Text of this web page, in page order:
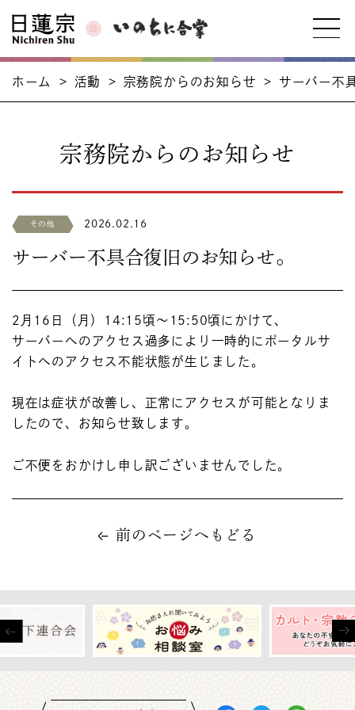
ホーム > 活動 > 宗務院からのお知らせ > サーバー不
宗務院からのお知らせ
その他 2026.02.16
サーバー不具合復旧のお知らせ。
2月16日（月）14:15頃〜15:50頃にかけて、
サーバーへのアクセス過多により一時的にポータルサ
イトへのアクセス不能状態が生じました。
現在は症状が改善し、正常にアクセスが可能となりま
したので、お知らせ致します。
ご不便をおかけし申し訳ございませんでした。
前のページへもどる